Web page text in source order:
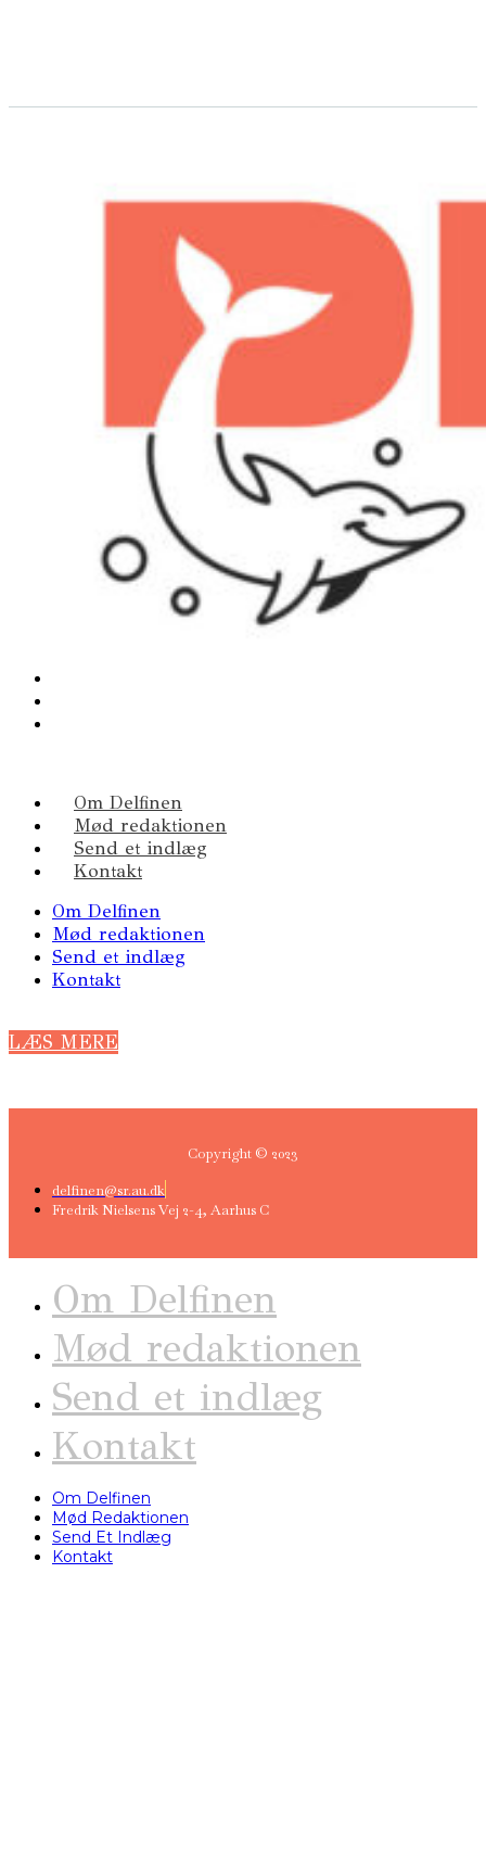
Om Delfinen
Mød redaktionen
Send et indlæg
Kontakt
Om Delfinen
Mød redaktionen
Send et indlæg
Kontakt
LÆS MERE
Copyright © 2023
delfinen@sr.au.dk
Fredrik Nielsens Vej 2-4, Aarhus C
Om Delfinen
Mød redaktionen
Send et indlæg
Kontakt
Om Delfinen
Mød Redaktionen
Send Et Indlæg
Kontakt